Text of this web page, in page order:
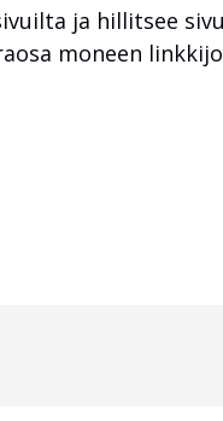
ja hillitsee
moneen